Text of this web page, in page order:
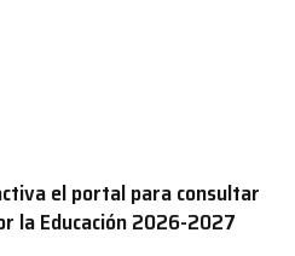
el portal para consultar
la Educación 2026-2027